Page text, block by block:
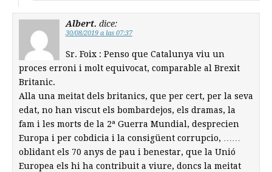
Albert. dice:
30/08/2019 a las 07:37
Sr. Foix : Penso que Catalunya viu un
proces erroni i molt equivocat, comparable al Brexit
Britanic.
Alla una meitat dels britanics, que per cert, per la seva
edat, no han viscut els bombardejos, els dramas, la
fam i les morts de la 2ª Guerra Mundial, desprecien
Europa i per cobdicia i la consigüent corrupcio, ……
oblidant els 70 anys de pau i benestar, que la Unió
Europea els hi ha contribuit a viure, doncs la meitat